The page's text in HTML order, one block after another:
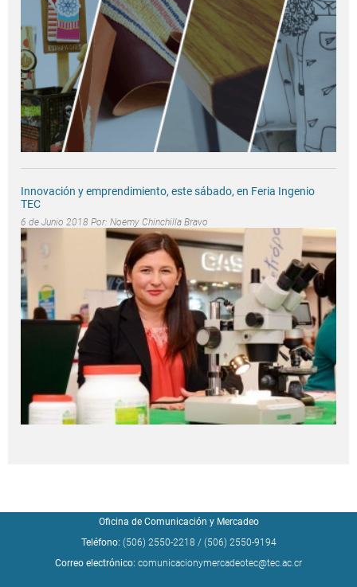
Innovación y emprendimiento, este sábado, en Feria Ingenio
TEC
6 de Junio 2018 Por: Noemy Chinchilla Bravo
Oficina de Comunicación y Mercadeo
Teléfono: (506) 2550-2218 / (506) 2550-9194
Correo electrónico: comunicacionymercadeotec@tec.ac.cr